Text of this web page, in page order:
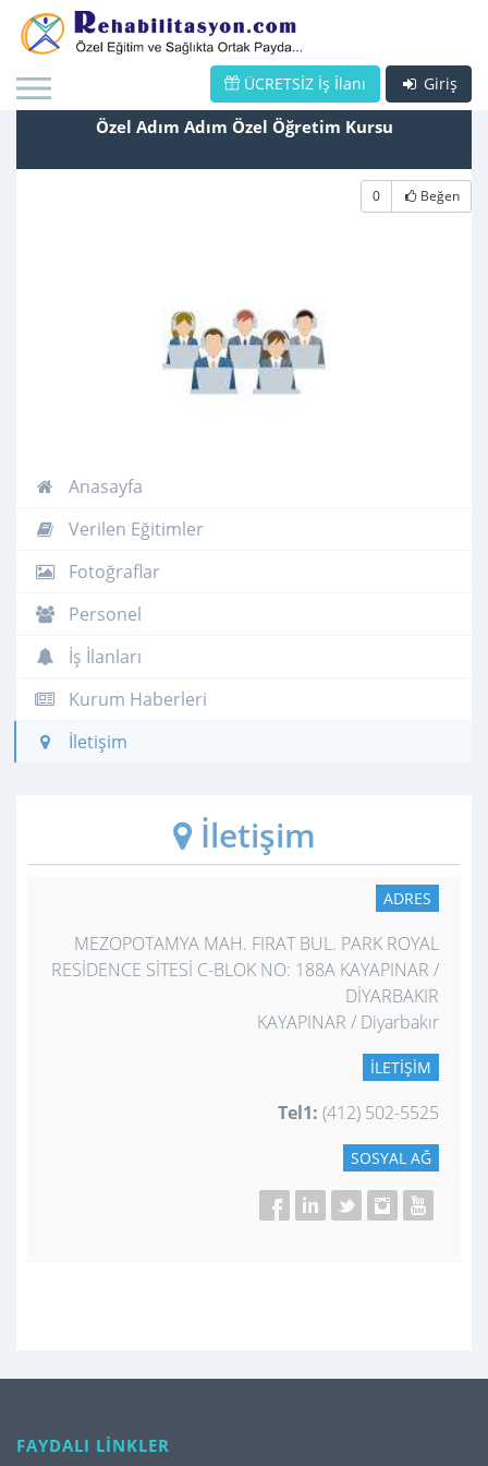
Giriş
ÜCRETSİZ İş İlanı
Özel Adım Adım Özel Öğretim Kursu
0 Beğen
Anasayfa
Verilen Eğitimler
Fotoğraflar
Personel
İş İlanları
Kurum Haberleri
İletişim
İletişim
ADRES
MEZOPOTAMYA MAH. FIRAT BUL. PARK ROYAL
RESİDENCE SİTESİ C-BLOK NO: 188A KAYAPINAR /
DİYARBAKIR
KAYAPINAR / Diyarbakır
İLETIŞIM
Tel1: (412) 502-5525
SOSYAL AĞ
FAYDALI LİNKLER